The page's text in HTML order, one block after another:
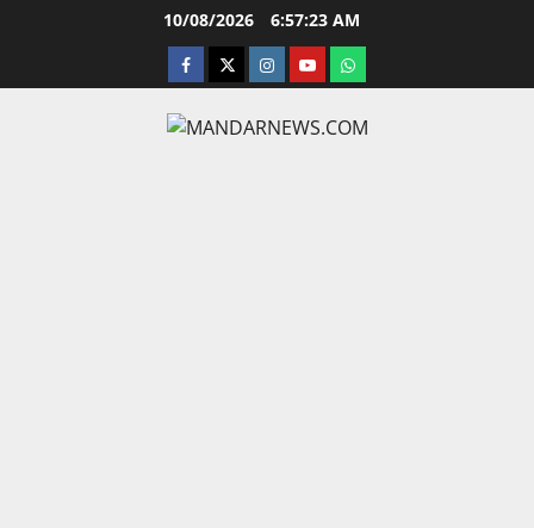
10/08/2026 6:57:24 AM
facebooktwitterinstagram.com
youtubewhatsapp